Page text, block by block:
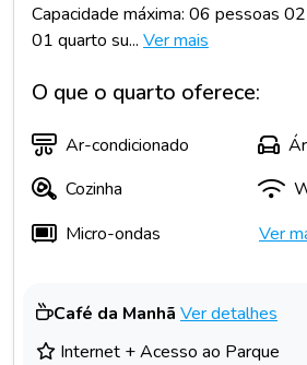
Capacidade máxima: 06 pessoas
01 quarto su... Ver mais
O que o quarto oferece:
Ar-condicionado
Cozinha
Micro-ondas
Ver
Café da Manhã Ver detalhes
Internet + Acesso ao Parque